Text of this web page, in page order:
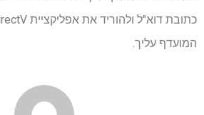
המועדף עליך.